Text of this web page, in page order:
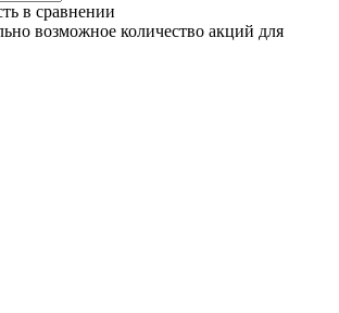
в сравнении
возможное количество акций для